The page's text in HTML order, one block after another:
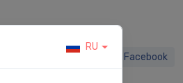
Facebook
RU